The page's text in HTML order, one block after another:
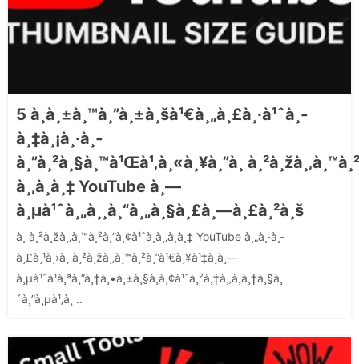
5 à¸­à¸±à¸™à¸”à¸±à¸šà¹€à¸„à¸£à¸·à¹ˆà¸­
à¸‡à¸¡à¸·à¸­
à¸”à¸²à¸§à¸™à¹Œà¹‚à¸«à¸¥à¸”à¸
à¸‚à¸­à¸‡ YouTube à¸—
à¸µà¹ˆà¸„à¸¸à¸“à¸„à¸§à¸£à¸—à¸£à¸²à¸š
à¸ à¸²à¸žà¸‚à¸™à¸²à¸”à¸¢à¹ˆà¸­à¸‚à¸­à¸‡ YouTube à¸„à¸·à¸­
à¸£à¸¹à¸›à¸ à¸²à¸žà¸‚à¸™à¸²à¸”à¹€à¸¥à¹‡à¸à¸—
à¸µà¹ˆà¹à¸ªà¸”à¸‡à¸•à¸±à¸§à¸­à¸¢à¹ˆà¸²à¸‡à¸‚à¸­à¸‡à¸§à¸
´à¸”à¸µà¹‚à¸­ ..